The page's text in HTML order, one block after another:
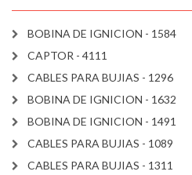
BOBINA DE IGNICION - 1584
CAPTOR - 4111
CABLES PARA BUJIAS - 1296
BOBINA DE IGNICION - 1632
BOBINA DE IGNICION - 1491
CABLES PARA BUJIAS - 1089
CABLES PARA BUJIAS - 1311